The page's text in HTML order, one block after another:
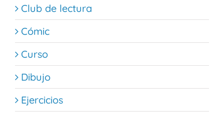
Club de lectura
Cómic
Curso
Dibujo
Ejercicios